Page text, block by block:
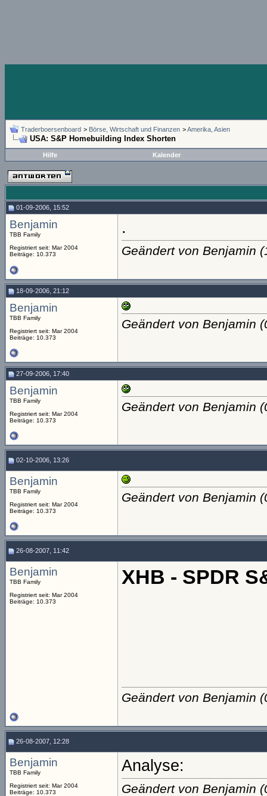
Traderboersenboard > Börse, Wirtschaft und Finanzen >Amerika, Asien
USA: S&P Homebuilding Index Shorten
Hilfe Kalender
01-09-2006, 15:52
Benjamin
TBB Family
Registriert seit: Mar 2004
Beiträge: 10.373
.
Geändert von Benjamin
18-09-2006, 21:12
Benjamin
TBB Family
Registriert seit: Mar 2004
Beiträge: 10.373
Geändert von Benjamin
27-09-2006, 17:40
Benjamin
TBB Family
Registriert seit: Mar 2004
Beiträge: 10.373
Geändert von Benjamin
02-10-2006, 13:26
Benjamin
TBB Family
Registriert seit: Mar 2004
Beiträge: 10.373
Geändert von Benjamin
26-08-2007, 11:42
Benjamin
TBB Family
Registriert seit: Mar 2004
Beiträge: 10.373
XHB - SPDR
Geändert von Benjamin
26-08-2007, 12:28
Benjamin
TBB Family
Registriert seit: Mar 2004
Beiträge: 10.373
Analyse:
Geändert von Benjamin